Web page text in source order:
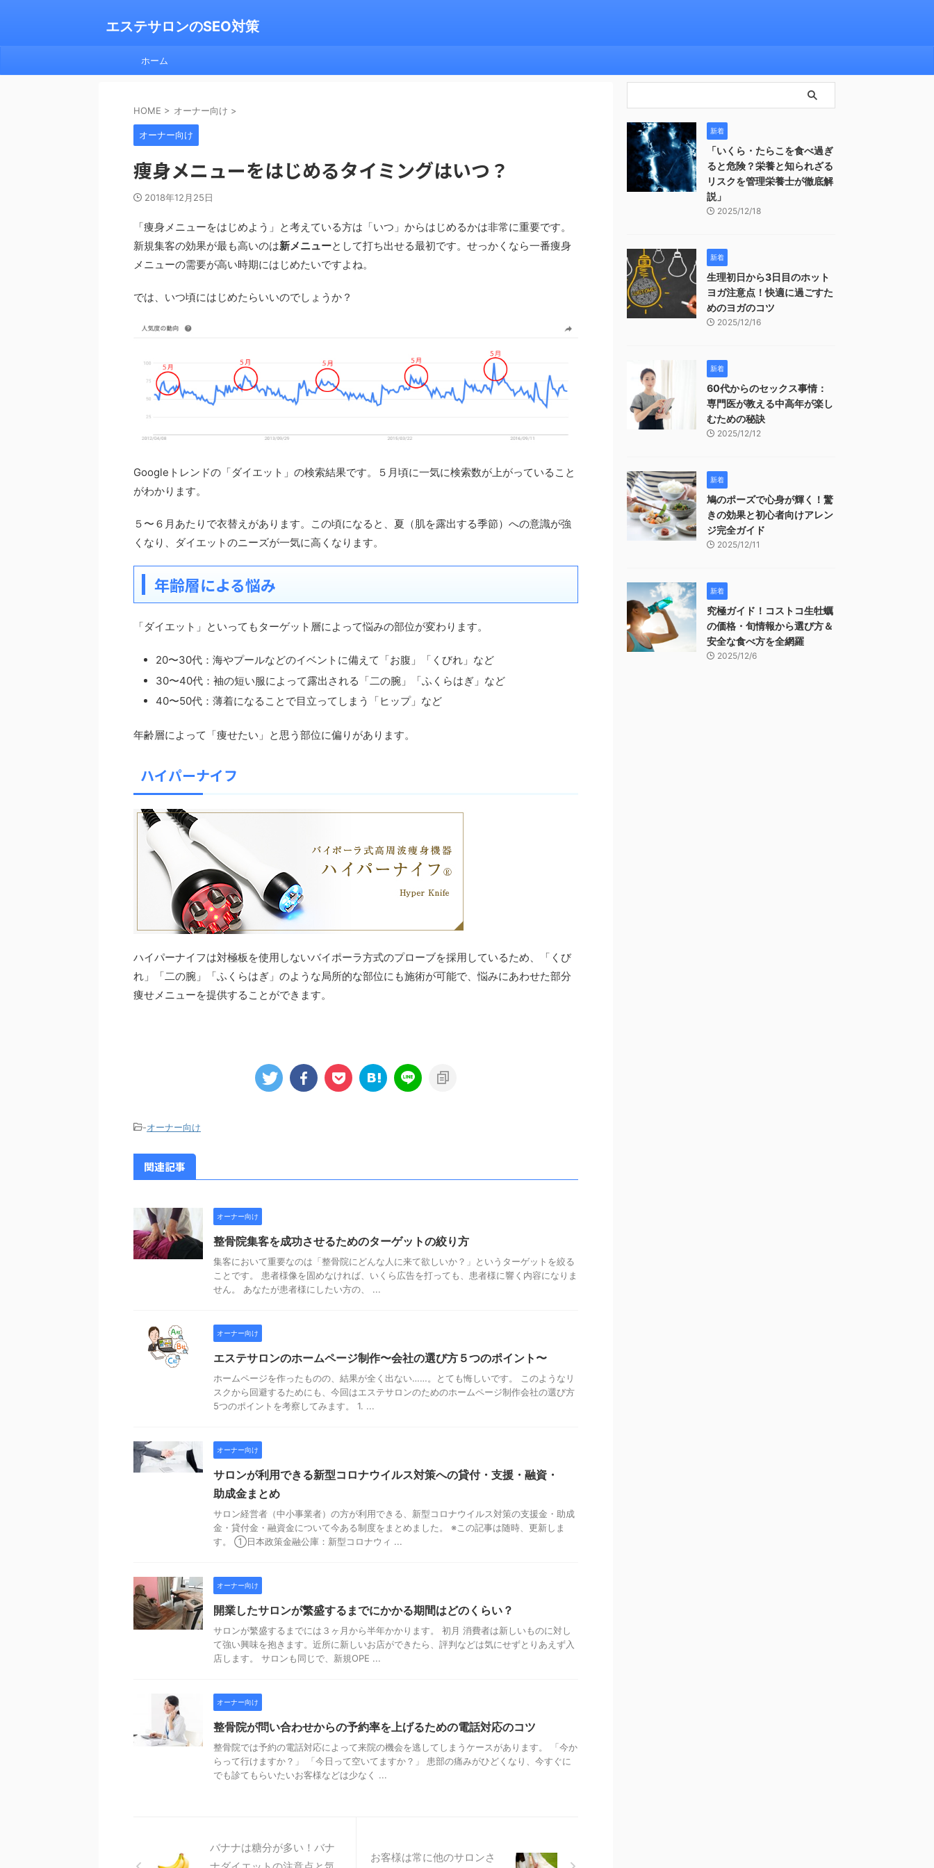
エステサロンのSEO対策
ホーム
HOME > オーナー向け >
オーナー向け
痩身メニューをはじめるタイミングはいつ？
2018年12月25日
「痩身メニューをはじめよう」と考えている方は「いつ」からはじめるかは非常に重要です。
新規集客の効果が最も高いのは新メニューとして打ち出せる最初です。せっかくなら一番痩身
メニューの需要が高い時期にはじめたいですよね。
では、いつ頃にはじめたらいいのでしょうか？
Googleトレンドの「ダイエット」の検索結果です。５月頃に一気に検索数が上がっていること
がわかります。
５〜６月あたりで衣替えがあります。この頃になると、夏（肌を露出する季節）への意識が強
くなり、ダイエットのニーズが一気に高くなります。
年齢層による悩み
「ダイエット」といってもターゲット層によって悩みの部位が変わります。
20〜30代：海やプールなどのイベントに備えて「お腹」「くびれ」など
30〜40代：袖の短い服によって露出される「二の腕」「ふくらはぎ」など
40〜50代：薄着になることで目立ってしまう「ヒップ」など
年齢層によって「痩せたい」と思う部位に偏りがあります。
ハイパーナイフ
ハイパーナイフは対極板を使用しないバイポーラ方式のプローブを採用しているため、「くび
れ」「二の腕」「ふくらはぎ」のような局所的な部位にも施術が可能で、悩みにあわせた部分
痩せメニューを提供することができます。
-オーナー向け
関連記事
オーナー向け
整骨院集客を成功させるためのターゲットの絞り方
集客において重要なのは「整骨院にどんな人に来て欲しいか？」というターゲットを絞る
ことです。 患者様像を固めなければ、いくら広告を打っても、患者様に響く内容になりま
せん。 あなたが患者様にしたい方の、 ...
オーナー向け
エステサロンのホームページ制作〜会社の選び方５つのポイント〜
ホームページを作ったものの、結果が全く出ない……。とても悔しいです。 このようなリ
スクから回避するためにも、今回はエステサロンのためのホームページ制作会社の選び方
5つのポイントを考察してみます。 1. ...
オーナー向け
サロンが利用できる新型コロナウイルス対策への貸付・支援・融資・
助成金まとめ
サロン経営者（中小事業者）の方が利用できる、新型コロナウイルス対策の支援金・助成
金・貸付金・融資金について今ある制度をまとめました。 ※この記事は随時、更新しま
す。 ①日本政策金融公庫：新型コロナウィ ...
オーナー向け
開業したサロンが繁盛するまでにかかる期間はどのくらい？
サロンが繁盛するまでには３ヶ月から半年かかります。 初月 消費者は新しいものに対し
て強い興味を抱きます。近所に新しいお店ができたら、評判などは気にせずとりあえず入
店します。 サロンも同じで、新規OPE ...
オーナー向け
整骨院が問い合わせからの予約率を上げるための電話対応のコツ
整骨院では予約の電話対応によって来院の機会を逃してしまうケースがあります。 「今か
らって行けますか？」 「今日って空いてますか？」 患部の痛みがひどくなり、今すぐに
でも診てもらいたいお客様などは少なく ...
バナナは糖分が多い！バナ
お客様は常に他のサロンさ
新着
「いくら・たらこを食べ過ぎ
ると危険？栄養と知られざる
リスクを管理栄養士が徹底解
説」
2025/12/18
新着
生理初日から3日目のホット
ヨガ注意点！快適に過ごすた
めのヨガのコツ
2025/12/16
新着
60代からのセックス事情：
専門医が教える中高年が楽し
むための秘訣
2025/12/12
新着
鳩のポーズで心身が輝く！驚
きの効果と初心者向けアレン
ジ完全ガイド
2025/12/11
新着
究極ガイド！コストコ生牡蠣
の価格・旬情報から選び方＆
安全な食べ方を全網羅
2025/12/6